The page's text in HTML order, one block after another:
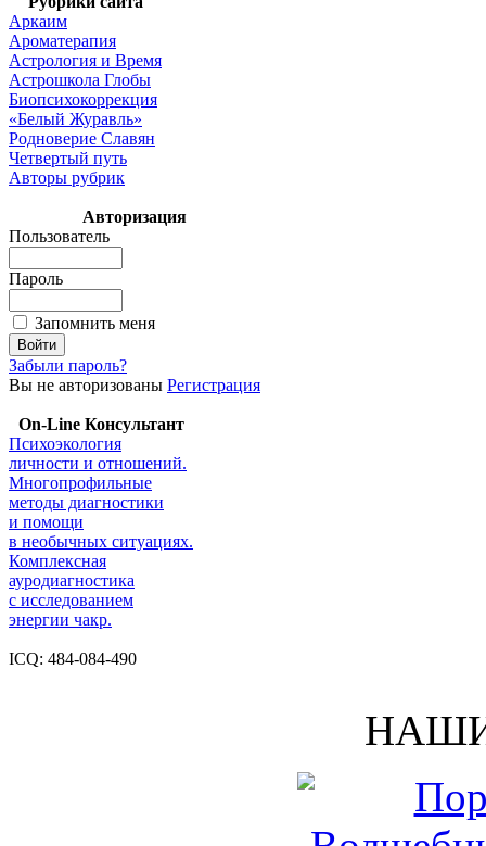
Аркаим
Ароматерапия
Астрология и Время
Астрошкола Глобы
Биопсихокоррекция
«Белый Журавль»
Родноверие Славян
Четвертый путь
Авторы рубрик
Авторизация
Пользователь
Пароль
Запомнить меня
Забыли пароль?
Вы не авторизованы Регистрация
On-Line Консультант
Психоэкология
личности и отношений.
Многопрофильные
методы диагностики
и помощи
в необычных ситуациях.
Комплексная
ауродиагностика
с исследованием
энергии чакр.
ICQ: 484-084-490